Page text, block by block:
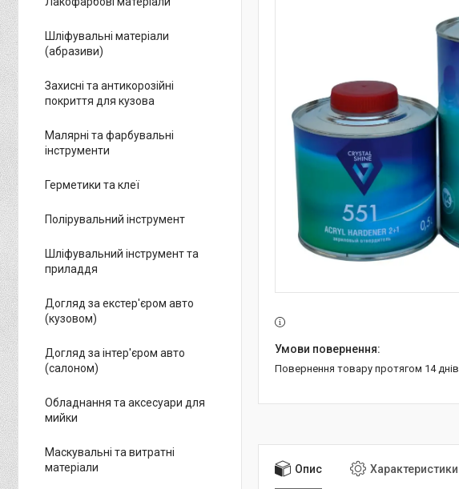
повернення товару протягом 14 днів
Опис Характеристики
Шліфувальні матеріали
(абразиви)
Захисні та антикорозійні
покриття для кузова
Малярні та фарбувальні
інструменти
Герметики та клеї
Полірувальний інструмент
Шліфувальний інструмент та
приладдя
Догляд за екстер'єром авто
(кузовом)
Догляд за інтер'єром авто
(салоном)
Обладнання та аксесуари для
мийки
Маскувальні та витратні
матеріали